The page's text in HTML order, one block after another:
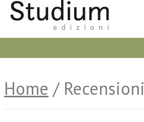
Home / Recensioni